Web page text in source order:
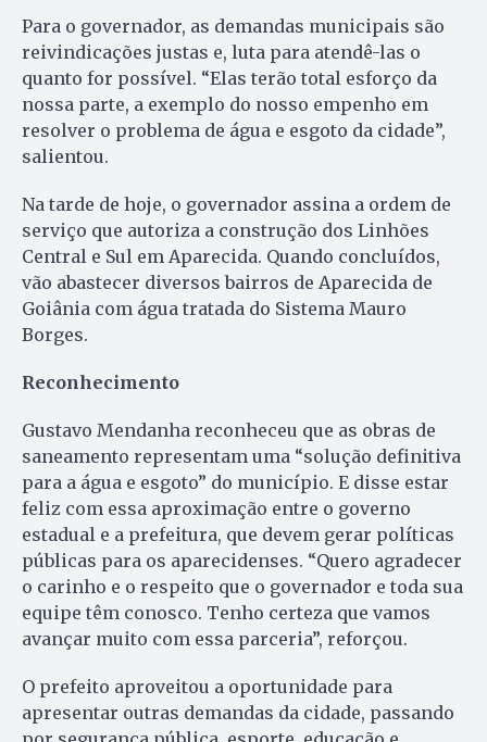
Para o governador, as demandas municipais são
reivindicações justas e, luta para atendê-las o
quanto for possível. “Elas terão total esforço da
nossa parte, a exemplo do nosso empenho em
resolver o problema de água e esgoto da cidade”,
salientou.
Na tarde de hoje, o governador assina a ordem de
serviço que autoriza a construção dos Linhões
Central e Sul em Aparecida. Quando concluídos,
vão abastecer diversos bairros de Aparecida de
Goiânia com água tratada do Sistema Mauro
Borges.
Reconhecimento
Gustavo Mendanha reconheceu que as obras de
saneamento representam uma “solução definitiva
para a água e esgoto” do município. E disse estar
feliz com essa aproximação entre o governo
estadual e a prefeitura, que devem gerar políticas
públicas para os aparecidenses. “Quero agradecer
o carinho e o respeito que o governador e toda sua
equipe têm conosco. Tenho certeza que vamos
avançar muito com essa parceria”, reforçou.
O prefeito aproveitou a oportunidade para
apresentar outras demandas da cidade, passando